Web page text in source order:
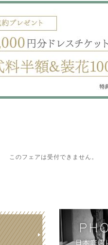
このフェアは受付できません。